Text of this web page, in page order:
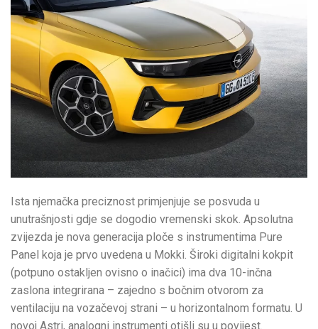
Ista njemačka preciznost primjenjuje se posvuda u
unutrašnjosti gdje se dogodio vremenski skok. Apsolutna
zvijezda je nova generacija ploče s instrumentima Pure
Panel koja je prvo uvedena u Mokki. Široki digitalni kokpit
(potpuno ostakljen ovisno o inačici) ima dva 10-inčna
zaslona integrirana – zajedno s bočnim otvorom za
ventilaciju na vozačevoj strani – u horizontalnom formatu. U
novoj Astri, analogni instrumenti otišli su u povijest.